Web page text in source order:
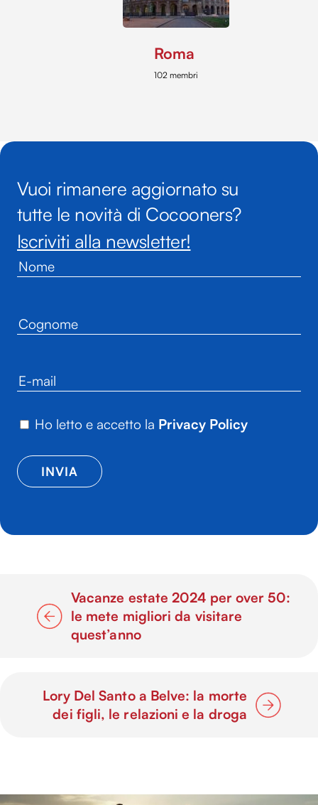
Roma
102 membri
Vuoi rimanere aggiornato su
tutte le novità di Cocooners?
Iscriviti alla newsletter!
Ho letto e accetto la Privacy Policy
Vacanze estate 2024 per over 50:
le mete migliori da visitare
quest’anno
Lory Del Santo a Belve: la morte
dei figli, le relazioni e la droga